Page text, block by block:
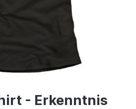
- Erkenntnis